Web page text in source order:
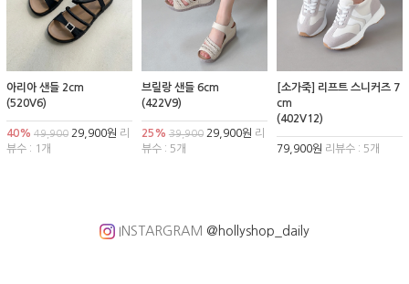
아리아 샌들 2cm
(520V6)
40% 49,900 29,900원 리
뷰수 : 1개
브릴랑 샌들 6cm
(422V9)
25% 39,90029,900원 리
뷰수 : 5개
[소가죽] 리프트 스니커즈 7
cm
(402V12)
79,900원 리뷰수 : 5개
INSTARGRAM @hollyshop_daily